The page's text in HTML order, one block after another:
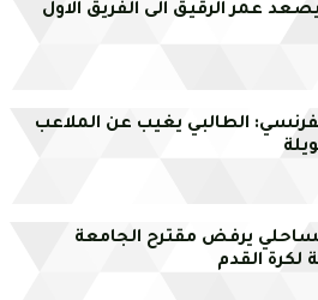
عمر الرقيق الى الفريق الاول
الطالبي يغيب عن الملاعب
يرفض مقترح الجامعة
لكرة القدم